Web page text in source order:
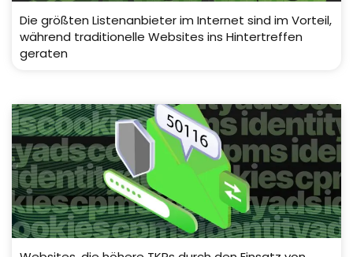
Die größten Listenanbieter im Internet sind im Vorteil,
während traditionelle Websites ins Hintertreffen
geraten